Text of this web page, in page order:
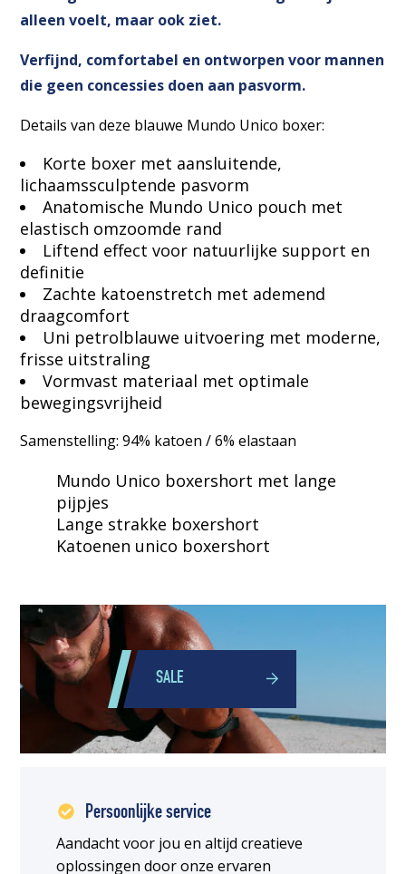
alleen voelt, maar ook ziet.
Verfijnd, comfortabel en ontworpen voor mannen
die geen concessies doen aan pasvorm.
Details van deze blauwe Mundo Unico boxer:
Korte boxer met aansluitende,
lichaamssculptende pasvorm
Anatomische Mundo Unico pouch met
elastisch omzoomde rand
Liftend effect voor natuurlijke support en
definitie
Zachte katoenstretch met ademend
draagcomfort
Uni petrolblauwe uitvoering met moderne,
frisse uitstraling
Vormvast materiaal met optimale
bewegingsvrijheid
Samenstelling: 94% katoen / 6% elastaan
Mundo Unico boxershort met lange
pijpjes
Lange strakke boxershort
Katoenen unico boxershort
SALE
Persoonlijke service
Aandacht voor jou en altijd creatieve
oplossingen door onze ervaren